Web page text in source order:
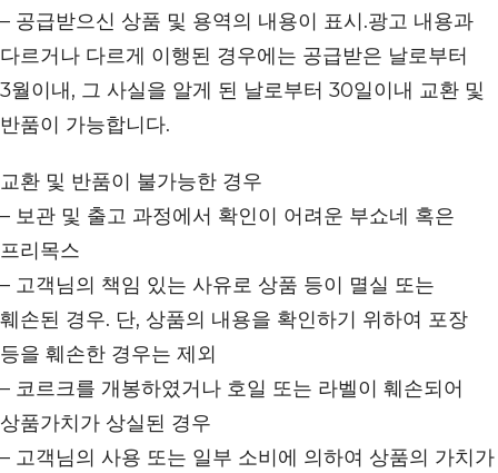
– 공급받으신 상품 및 용역의 내용이 표시.광고 내용과
다르거나 다르게 이행된 경우에는 공급받은 날로부터
3월이내, 그 사실을 알게 된 날로부터 30일이내 교환 및
반품이 가능합니다.
교환 및 반품이 불가능한 경우
– 보관 및 출고 과정에서 확인이 어려운 부쇼네 혹은
프리목스
– 고객님의 책임 있는 사유로 상품 등이 멸실 또는
훼손된 경우. 단, 상품의 내용을 확인하기 위하여 포장
등을 훼손한 경우는 제외
– 코르크를 개봉하였거나 호일 또는 라벨이 훼손되어
상품가치가 상실된 경우
– 고객님의 사용 또는 일부 소비에 의하여 상품의 가치가